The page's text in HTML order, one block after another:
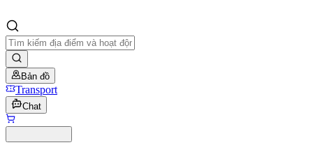
Bản đồ
Transport
Chat